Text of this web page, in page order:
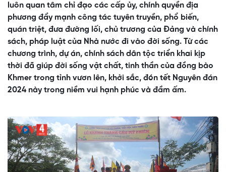
luôn quan tâm chỉ đạo các cấp ủy, chính quyền địa
phương đẩy mạnh công tác tuyên truyền, phổ biến,
quán triệt, đưa đường lối, chủ trương của Đảng và chính
sách, pháp luật của Nhà nước đi vào đời sống. Từ các
chương trình, dự án, chính sách dân tộc triển khai kịp
thời đã giúp đời sống vật chất, tinh thần của đồng bào
Khmer trong tỉnh vươn lên, khởi sắc, đón tết Nguyên đán
2024 này trong niềm vui hạnh phúc và đầm ấm.